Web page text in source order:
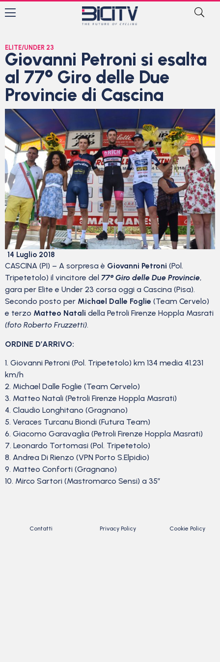
ELITE/UNDER 23
Giovanni Petroni si esalta
al 77° Giro delle Due
Provincie di Cascina
14 Luglio 2018
CASCINA (PI) – A sorpresa è Giovanni Petroni (Pol.
Tripetetolo) il vincitore del 77° Giro delle Due Provincie,
gara per Elite e Under 23 corsa oggi a Cascina (Pisa).
Secondo posto per Michael Dalle Foglie (Team Cervelo)
e terzo Matteo Natali della Petroli Firenze Hoppla Masrati
(foto Roberto Fruzzetti).
ORDINE D’ARRIVO:
1. Giovanni Petroni (Pol. Tripetetolo) km 134 media 41.231
km/h
2. Michael Dalle Foglie (Team Cervelo)
3. Matteo Natali (Petroli Firenze Hoppla Masrati)
4. Claudio Longhitano (Gragnano)
5. Veraces Turcanu Biondi (Futura Team)
6. Giacomo Garavaglia (Petroli Firenze Hoppla Masrati)
7. Leonardo Tortomasi (Pol. Tripetetolo)
8. Andrea Di Rienzo (VPN Porto S.Elpidio)
9. Matteo Conforti (Gragnano)
10. Mirco Sartori (Mastromarco Sensi) a 35″
Contatti Privacy Policy Cookie Policy